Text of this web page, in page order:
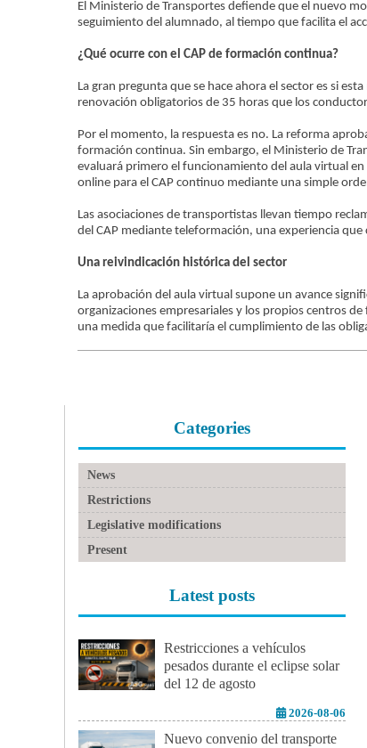
El Ministerio de Transportes defiende que el nuevo
seguimiento del alumnado, al tiempo que facilita el
¿Qué ocurre con el CAP de formación continua?
La gran pregunta que se hace ahora el sector es si
renovación obligatorios de 35 horas que los
Por el momento, la respuesta es no. La reforma
formación continua. Sin embargo, el Ministerio de
evaluará primero el funcionamiento del aula virtual
online para el CAP continuo mediante una simple
Las asociaciones de transportistas llevan tiempo
del CAP mediante teleformación, una experiencia
Una reivindicación histórica del sector
La aprobación del aula virtual supone un avance
organizaciones empresariales y los propios centros
una medida que facilitaría el cumplimiento de las
Categories
News
Restrictions
Legislative modifications
Present
Latest posts
Restricciones a vehículos
pesados durante el eclipse solar
del 12 de agosto
2026-08-06
Nuevo convenio del transporte